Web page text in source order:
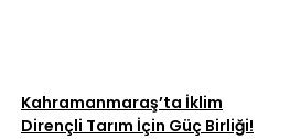
Kahramanmaraş’ta İklim
Dirençli Tarım İçin Güç Birliği!